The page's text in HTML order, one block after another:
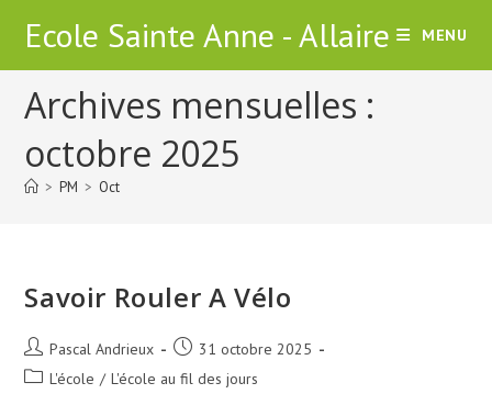
content
Ecole Sainte Anne - Allaire MENU
Archives mensuelles :
octobre 2025
> PM > Oct
Savoir Rouler A Vélo
Auteur/autrice
de
Pascal Andrieux
Publication
publiée :
31 octobre 2025
PostL'école / L'école au fil des jours